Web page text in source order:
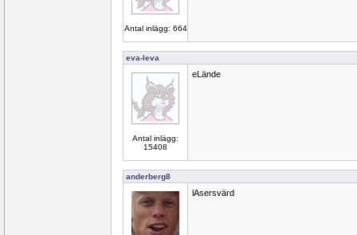
Antal inlägg: 664
eva-leva
Antal inlägg:
15408
eLände
anderberg8
lAsersvärd